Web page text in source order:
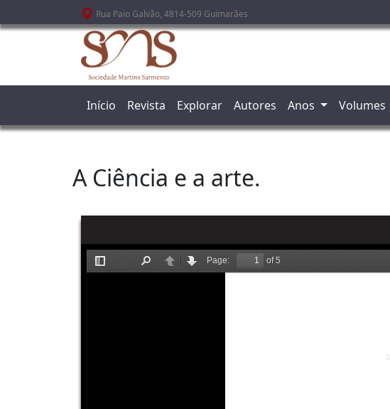
Passar para o conteúdo principal
Rua Paio Galvão, 4814-509 Guimarães
Início Revista Explorar Autores Anos Volumes
A Ciência e a arte.